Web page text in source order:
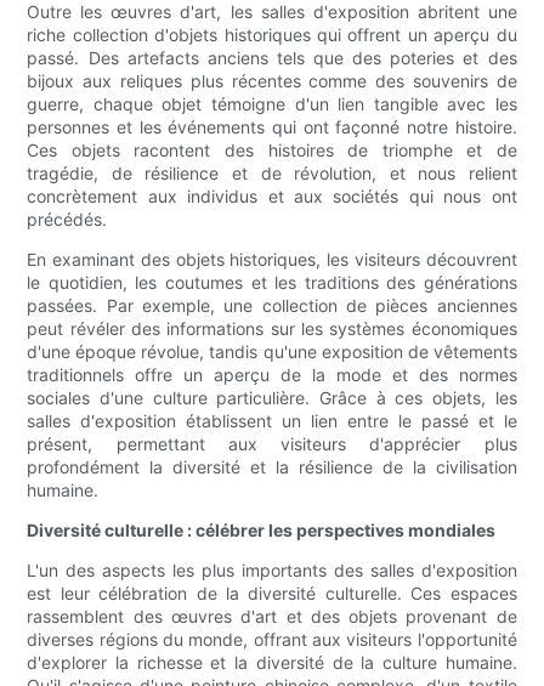
Outre les œuvres d'art, les salles d'exposition abritent une
riche collection d'objets historiques qui offrent un aperçu du
passé. Des artefacts anciens tels que des poteries et des
bijoux aux reliques plus récentes comme des souvenirs de
guerre, chaque objet témoigne d'un lien tangible avec les
personnes et les événements qui ont façonné notre histoire.
Ces objets racontent des histoires de triomphe et de
tragédie, de résilience et de révolution, et nous relient
concrètement aux individus et aux sociétés qui nous ont
précédés.
En examinant des objets historiques, les visiteurs découvrent
le quotidien, les coutumes et les traditions des générations
passées. Par exemple, une collection de pièces anciennes
peut révéler des informations sur les systèmes économiques
d'une époque révolue, tandis qu'une exposition de vêtements
traditionnels offre un aperçu de la mode et des normes
sociales d'une culture particulière. Grâce à ces objets, les
salles d'exposition établissent un lien entre le passé et le
présent, permettant aux visiteurs d'apprécier plus
profondément la diversité et la résilience de la civilisation
humaine.
Diversité culturelle : célébrer les perspectives mondiales
L'un des aspects les plus importants des salles d'exposition
est leur célébration de la diversité culturelle. Ces espaces
rassemblent des œuvres d'art et des objets provenant de
diverses régions du monde, offrant aux visiteurs l'opportunité
d'explorer la richesse et la diversité de la culture humaine.